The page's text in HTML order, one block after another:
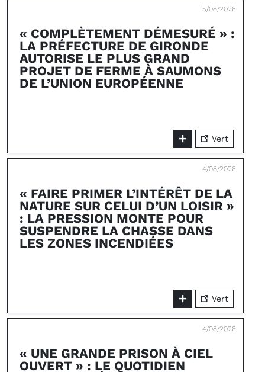
5/08/2026
« COMPLÈTEMENT DÉMESURÉ » :
LA PRÉFECTURE DE GIRONDE
AUTORISE LE PLUS GRAND
PROJET DE FERME À SAUMONS
DE L’UNION EUROPÉENNE
Vert
4/08/2026
« FAIRE PRIMER L’INTÉRÊT DE LA
NATURE SUR CELUI D’UN LOISIR »
: LA PRESSION MONTE POUR
SUSPENDRE LA CHASSE DANS
LES ZONES INCENDIÉES
Vert
4/08/2026
« UNE GRANDE PRISON À CIEL
OUVERT » : LE QUOTIDIEN